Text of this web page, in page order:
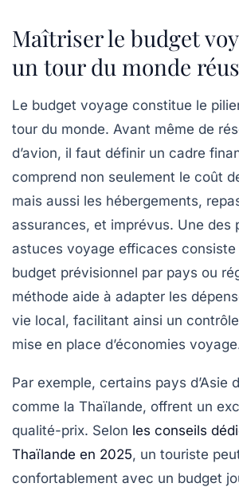
Maîtriser le budget
un tour du monde
Le budget voyage constitue le
tour du monde. Avant même de
d’avion, il faut définir un cadre
comprend non seulement le coût
mais aussi les hébergements,
assurances, et imprévus. Une des
astuces voyage efficaces consiste
budget prévisionnel par pays ou
méthode aide à adapter les
vie local, facilitant ainsi un
mise en place d’économies
Par exemple, certains pays d’Asie
comme la Thaïlande, offrent un
qualité-prix. Selon les conseils
Thaïlande en 2025, un touriste
confortablement avec un budget